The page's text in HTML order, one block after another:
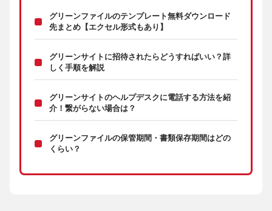
グリーンファイルのテンプレート無料ダウンロード
先まとめ【エクセル形式もあり】
グリーンサイトに招待されたらどうすればいい？詳
しく手順を解説
グリーンサイトのヘルプデスクに電話する方法を紹
介！繋がらない場合は？
グリーンファイルの保管期間・書類保存期間はどの
くらい？